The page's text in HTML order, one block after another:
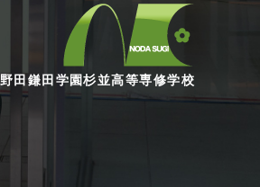
野田鎌田学園杉並高等専修学校